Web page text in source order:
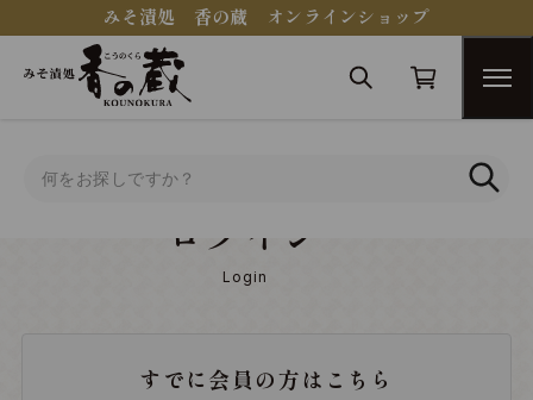
みそ漬処 香の蔵 オンラインショップ
ログイン
Login
すでに会員の方はこちら